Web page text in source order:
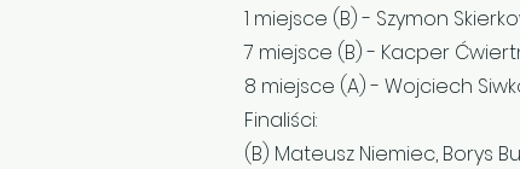
1 miejsce (B) - Szymon
7 miejsce (B) - Kacper
8 miejsce (A) - Wojciech
Finaliści:
(B) Mateusz Niemiec, Borys